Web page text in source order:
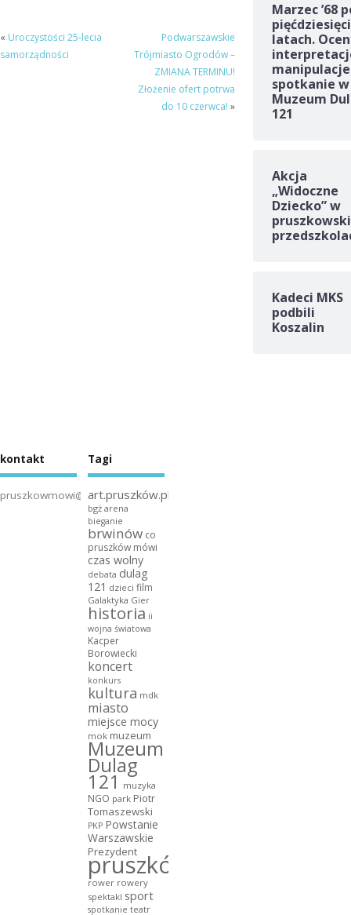
« Uroczystości 25-lecia
samorządności
Podwarszawskie
Trójmiasto Ogrodów –
ZMIANA TERMINU!
Złożenie ofert potrwa
do 10 czerwca! »
Marzec ’68
latach.
spotkanie w
Muzeum
121
Akcja
„Widoczne
Dziecko” w
Kadeci MKS
podbili
Koszalin
kontakt
pruszkowmowi@gmail.com
Tagi
art.pruszków.pl
bgż arena
bieganie
brwinów co
pruszków mówi
czas wolny
debata dulag
121 dzieci film
Galaktyka Gier
historia ii
wojna światowa
Kacper
Borowiecki
koncert
konkurs
kultura mdk
miasto
miejsce mocy
mok muzeum
Muzeum
Dulag
121 muzyka
NGO park Piotr
Tomaszewski
PKP Powstanie
Warszawskie
Prezydent
pruszków
rower rowery
spektakl sport
spotkanie teatr